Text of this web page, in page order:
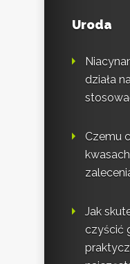
Uroda
działa
Czemu
Jak
czyścić